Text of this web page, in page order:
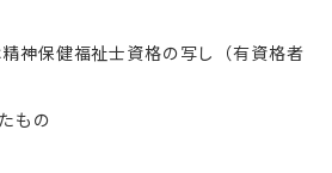
神保健福祉士資格の写し（有資格者
もの